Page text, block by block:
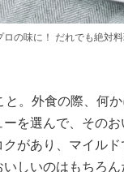
の味に！ だれでも絶対
と。外食の際、何
を選んで、その
があり、マイルド
しいのはもちろ